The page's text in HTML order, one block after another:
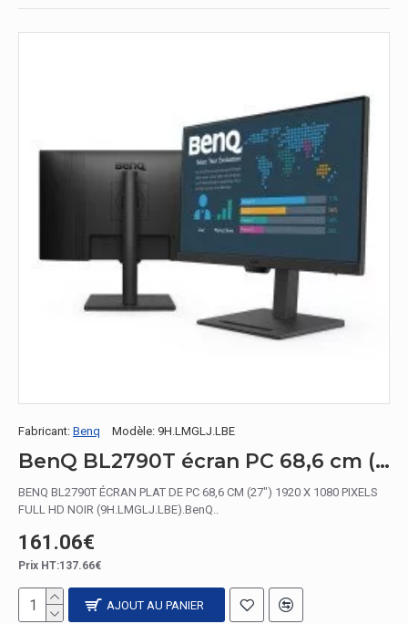
Fabricant: Benq Modèle: 9H.LMGLJ.LBE
BenQ BL2790T écran PC 68,6 cm (27") 1920 x 1080 pixels Full HD Noir
BENQ BL2790T ÉCRAN PLAT DE PC 68,6 CM (27") 1920 X 1080 PIXELS
FULL HD NOIR (9H.LMGLJ.LBE).BenQ..
161.06€
Prix HT:137.66€
AJOUT AU PANIER